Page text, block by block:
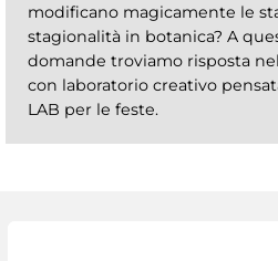
modificano magicamente le
stagionalità in botanica? A
domande troviamo risposta
con laboratorio creativo
LAB per le feste.